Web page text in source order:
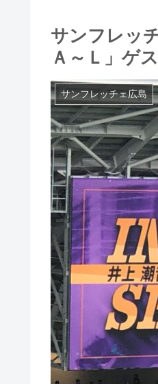
サンフレッ
Ａ～Ｌ」ゲ
サンフレッチェ広島